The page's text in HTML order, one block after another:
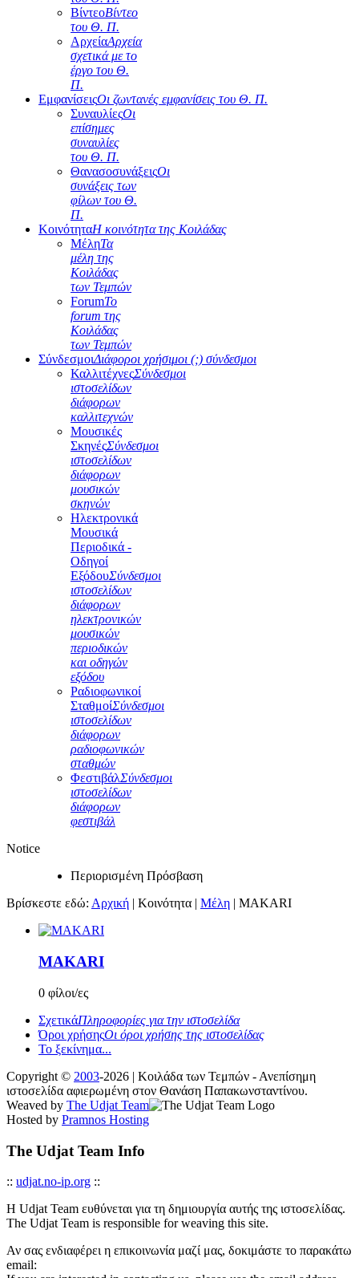
ΒίντεοΒίντεο
του Θ. Π.
ΑρχείαΑρχεία
σχετικά με το
έργο του Θ.
Π.
ΕμφανίσειςΟι ζωντανές εμφανίσεις του Θ. Π.
ΣυναυλίεςΟι
επίσημες
συναυλίες
του Θ. Π.
ΘανασοσυνάξειςΟι
συνάξεις των
φίλων του Θ.
Π.
ΚοινότηταΗ κοινότητα της Κοιλάδας
ΜέληΤα
μέλη της
Κοιλάδας
των Τεμπών
ForumΤο
forum της
Κοιλάδας
των Τεμπών
ΣύνδεσμοιΔιάφοροι χρήσιμοι (;) σύνδεσμοι
ΚαλλιτέχνεςΣύνδεσμοι
ιστοσελίδων
διάφορων
καλλιτεχνών
Μουσικές
ΣκηνέςΣύνδεσμοι
ιστοσελίδων
διάφορων
μουσικών
σκηνών
Ηλεκτρονικά
Μουσικά
Περιοδικά -
Οδηγοί
ΕξόδουΣύνδεσμοι
ιστοσελίδων
διάφορων
ηλεκτρονικών
μουσικών
περιοδικών
και οδηγών
εξόδου
Ραδιοφωνικοί
ΣταθμοίΣύνδεσμοι
ιστοσελίδων
διάφορων
ραδιοφωνικών
σταθμών
ΦεστιβάλΣύνδεσμοι
ιστοσελίδων
διάφορων
φεστιβάλ
Notice
Περιορισμένη Πρόσβαση
Βρίσκεστε εδώ: Αρχική | Κοινότητα | Μέλη | MAKARI
MAKARI
0 φίλοι/ες
ΣχετικάΠληροφορίες για την ιστοσελίδα
Όροι χρήσηςΟι όροι χρήσης της ιστοσελίδας
Το ξεκίνημα...
Copyright © 2003-2026 | Κοιλάδα των Τεμπών - Ανεπίσημη
ιστοσελίδα αφιερωμένη στον Θανάση Παπακωνσταντίνου.
Weaved by The Udjat Team
Hosted by Pramnos Hosting
The Udjat Team Info
:: udjat.no-ip.org ::
Η Udjat Team ευθύνεται για τη δημιουργία αυτής της ιστοσελίδας.
The Udjat Team is responsible for weaving this site.
Αν σας ενδιαφέρει η επικοινωνία μαζί μας, δοκιμάστε το παρακάτω
email: